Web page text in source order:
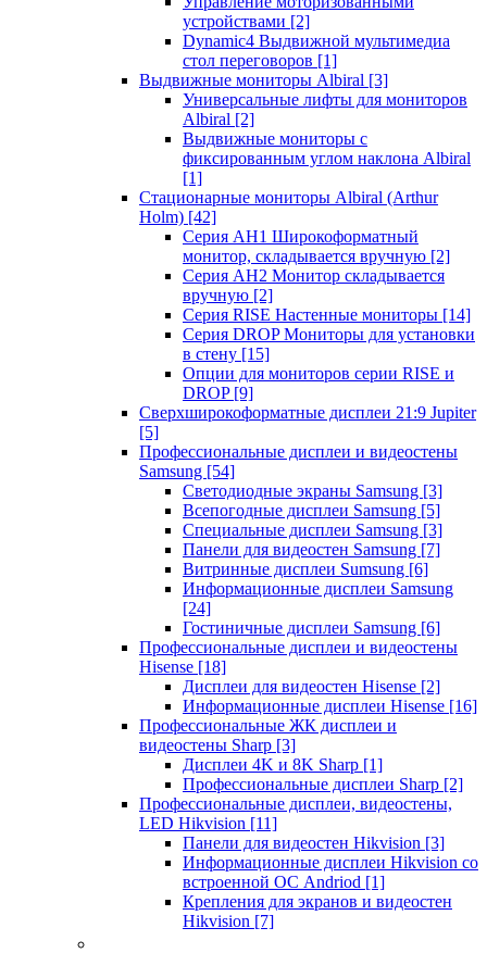
устройствами [2]
Dynamic4 Выдвижной мультимедиа
стол переговоров [1]
Выдвижные мониторы Albiral [3]
Универсальные лифты для мониторов
Albiral [2]
Выдвижные мониторы с
фиксированным углом наклона Albiral
[1]
Стационарные мониторы Albiral (Arthur
Holm) [42]
Серия AH1 Широкоформатный
монитор, складывается вручную [2]
Серия AH2 Монитор складывается
вручную [2]
Серия RISE Настенные мониторы [14]
Серия DROP Мониторы для установки
в стену [15]
Опции для мониторов серии RISE и
DROP [9]
Сверхширокоформатные дисплеи 21:9 Jupiter
[5]
Профессиональные дисплеи и видеостены
Samsung [54]
Светодиодные экраны Samsung [3]
Всепогодные дисплеи Samsung [5]
Специальные дисплеи Samsung [3]
Панели для видеостен Samsung [7]
Витринные дисплеи Sumsung [6]
Информационные дисплеи Samsung
[24]
Гостиничные дисплеи Samsung [6]
Профессиональные дисплеи и видеостены
Hisense [18]
Дисплеи для видеостен Hisense [2]
Информационные дисплеи Hisense [16]
Профессиональные ЖК дисплеи и
видеостены Sharp [3]
Дисплеи 4K и 8K Sharp [1]
Профессиональные дисплеи Sharp [2]
Профессиональные дисплеи, видеостены,
LED Hikvision [11]
Панели для видеостен Hikvision [3]
Информационные дисплеи Hikvision со
встроенной ОС Andriod [1]
Крепления для экранов и видеостен
Hikvision [7]